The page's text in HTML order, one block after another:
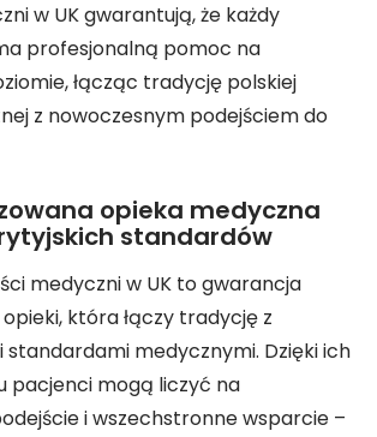
w UK gwarantują, że każdy
profesjonalną pomoc na
łącząc tradycję polskiej
z nowoczesnym podejściem do
opieka medyczna
standardów
medyczni w UK to gwarancja
która łączy tradycję z
standardami medycznymi. Dzięki ich
pacjenci mogą liczyć na
i wszechstronne wsparcie –